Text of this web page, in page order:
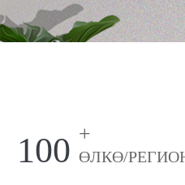
100 +
ӨЛКӨ/
ӨЗҮҢҮЗДҮ ТАНДАҢЫЗ